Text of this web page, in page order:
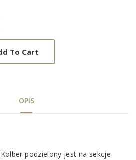
To Cart
OPIS
podzielony jest na sekcje